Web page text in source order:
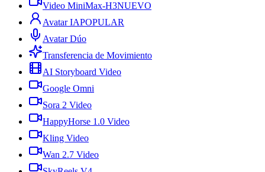
Video MiniMax-H3NUEVO
Avatar IAPOPULAR
Avatar Dúo
Transferencia de Movimiento
AI Storyboard Video
Google Omni
Sora 2 Video
HappyHorse 1.0 Video
Kling Video
Wan 2.7 Video